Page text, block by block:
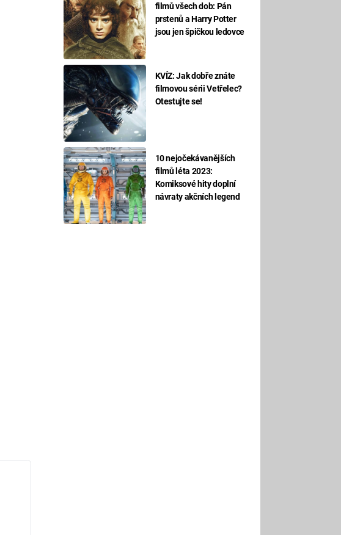
filmů všech dob: Pán
prstenů a Harry Potter
jsou jen špičkou ledovce
KVÍZ: Jak dobře znáte
filmovou sérii Vetřelec?
Otestujte se!
10 nejočekávanějších
filmů léta 2023:
Komiksové hity doplní
návraty akčních legend